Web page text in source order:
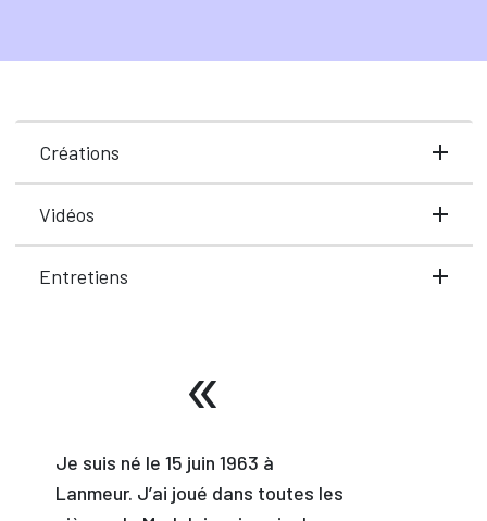
Créations
Vidéos
Entretiens
Je suis né le 15 juin 1963 à
Lanmeur. J’ai joué dans toutes les